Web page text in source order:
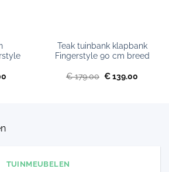
Teak tuinbank klapbank
Fingerstyle 90 cm breed
€179.00 Oorspronkelijke
prijs
€139.00
TUINMEUBELEN